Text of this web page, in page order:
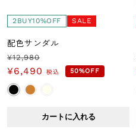
ブラウス
ニット
2BUY10%OFF SALE
配色サンダル
通
常
価
¥12,980
セ
ー
ル
¥6,490 税込 50%OFF
カートに入れる